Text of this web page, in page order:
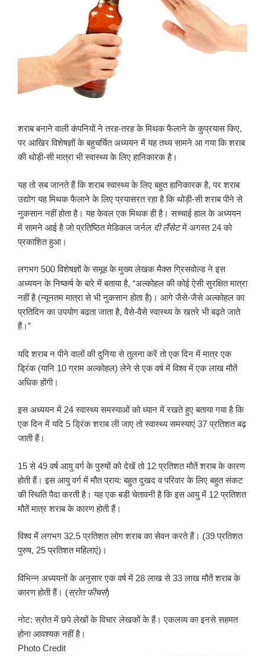
शराब बनाने वाली कंपनियों ने तरह-तरह के मिथक फैलाने के कुप्रयास किए,
पर आखिर विशेषज्ञों के बहुचर्चित अध्ययन में यह तथ्य सामने आ गया कि शराब
की थोड़ी-सी मात्रा भी स्वास्थ्य के लिए हानिकारक है।
यह तो सब जानते हैं कि शराब स्वास्थ्य के लिए बहुत हानिकारक है, पर शराब
उद्योग यह मिथक फैलाने के लिए प्रयासरत रहा है कि थोड़ी-सी शराब पीने से
नुकसान नहीं होता है। यह केवल एक मिथक ही है। सच्चाई हाल के अध्ययन
में सामने आई है जो प्रतिष्ठित मेडिकल जर्नल दी लैंसेटमें अगस्त 24 को
प्रकाशित हुआ।
लगभग 500 विशेषज्ञों के समूह के मुख्य लेखक मैक्स ग्रिसवोल्ड ने इस
अध्ययन के निष्कर्ष के बारे में बताया है, “अल्कोहल की कोई ऐसी सुरक्षित मात्रा
नहीं है (न्यूनतम मात्रा से भी नुकसान होता है)। आगे जैसे-जैसे अल्कोहल का
प्रतिदिन का उपयोग बढता जाता है, वैसे-वैसे स्वास्थ्य के खतरे भी बढ़ते जाते
हैं।”
यदि शराब न पीने वालों की दुनिया से तुलना करें तो एक दिन में मात्र एक
ड्रिंक (यानि 10 ग्राम अल्कोहल) लेने से एक वर्ष में विश्व में एक लाख मौतें
अधिक होंगी।
इस अध्ययन में 24 स्वास्थ्य समस्याओं को ध्यान में रखते हुए बताया गया है कि
एक दिन में यदि 5 ड्रिंक शराब ली जाए तो स्वास्थ्य समस्याएं 37 प्रतिशत बढ़
जाती हैं।
15 से 49 वर्ष आयु वर्ग के पुरुषों को देखें तो 12 प्रतिशत मौतें शराब के कारण
होती हैं। इस आयु वर्ग में मौत प्राय: बहुत दुखद व परिवार के लिए बहुत संकट
की स्थिति पैदा करती है। यह एक बडी चेतावनी है कि इस आयु में 12 प्रतिशत
मौतें मात्र शराब के कारण होती हैं।
विश्व में लगभग 32.5 प्रतिशत लोग शराब का सेवन करते हैं। (39 प्रतिशत
पुरुष, 25 प्रतिशत महिलाएं)।
विभिन्न अध्ययनों के अनुसार एक वर्ष में 28 लाख से 33 लाख मौतें शराब के
कारण होती हैं। (स्रोत फीचर्स)
नोट: स्रोत में छपे लेखों के विचार लेखकों के हैं। एकलव्य का इनसे सहमत
होना आवश्यक नहीं है।
Photo Credit